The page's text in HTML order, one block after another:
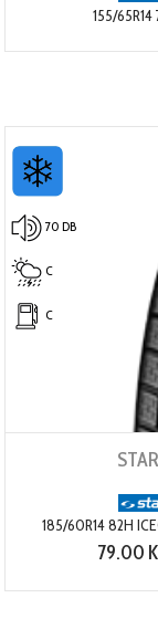
155/
70 DB
C
C
185/60R14 82H
79.00